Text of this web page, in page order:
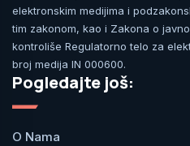
elektronskim medijima i
tim zakonom, kao i Zakona o
kontroliše Regulatorno telo za
broj medija IN 000600.
Pogledajte još:
O Nama